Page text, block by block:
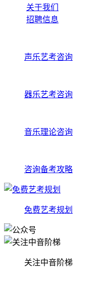
关于我们
招聘信息
声乐艺考咨询
器乐艺考咨询
音乐理论咨询
咨询备考攻略
免费艺考规划
关注中音阶梯